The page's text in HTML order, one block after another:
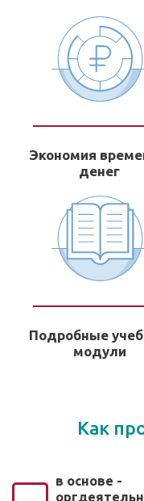
Экономия
денег
Подробные
модули
Как
в основе -